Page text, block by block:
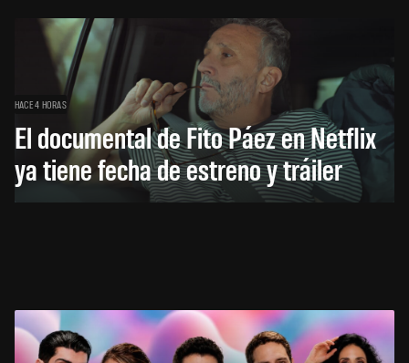
HACE 4 HORAS
El documental de Fito Páez en Netflix
ya tiene fecha de estreno y tráiler